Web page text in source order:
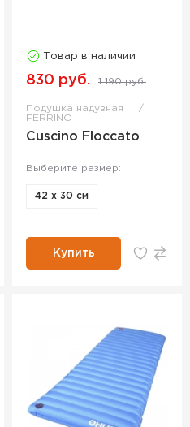
Товар в наличии
830 руб. 1 190 руб.
Подушка надувная
FERRINO
Cuscino Floccato
Выберите размер:
42 x 30 см
Купить